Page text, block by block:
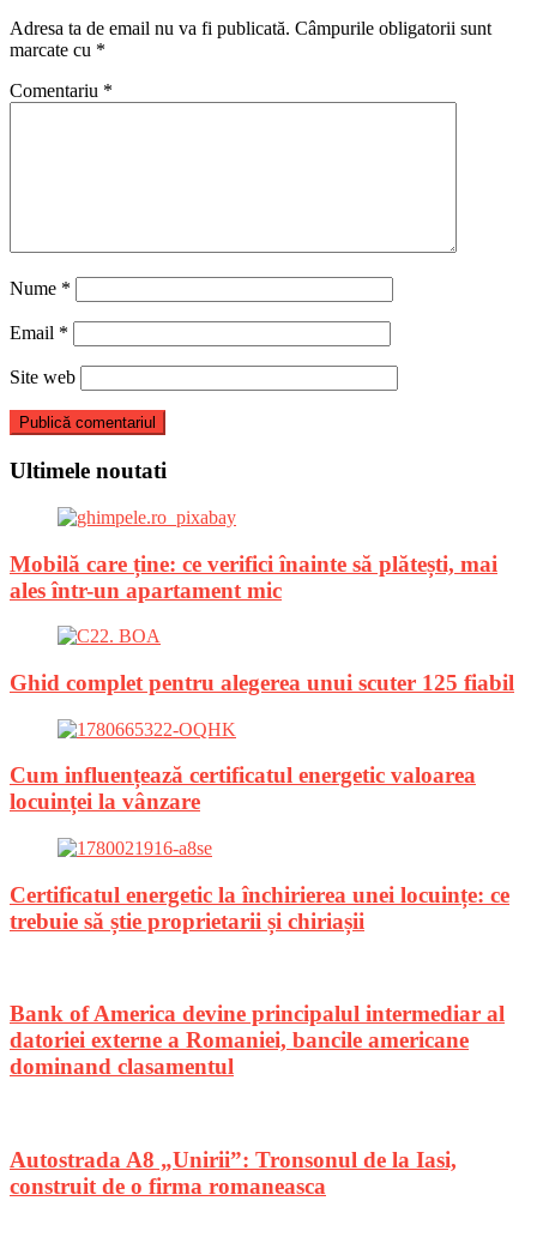
Adresa ta de email nu va fi publicată. Câmpurile obligatorii sunt
marcate cu *
Comentariu *
Nume *
Email *
Site web
Ultimele noutati
Mobilă care ține: ce verifici înainte să plătești, mai
ales într-un apartament mic
Ghid complet pentru alegerea unui scuter 125 fiabil
Cum influențează certificatul energetic valoarea
locuinței la vânzare
Certificatul energetic la închirierea unei locuințe: ce
trebuie să știe proprietarii și chiriașii
Bank of America devine principalul intermediar al
datoriei externe a Romaniei, bancile americane
dominand clasamentul
Autostrada A8 „Unirii”: Tronsonul de la Iasi,
construit de o firma romaneasca